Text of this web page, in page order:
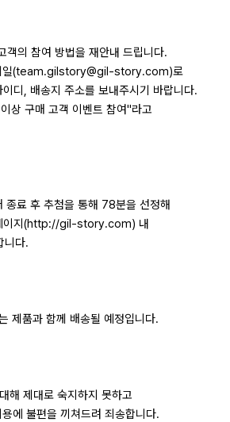
의 참여 방법을 재안내 드립니다.
일(team.gilstory@gil-story.com)로
디, 배송지 주소를 보내주시기 바랍니다.
상 구매 고객 이벤트 참여"라고
종료 후 추첨을 통해 78분을 선정해
지(http://gil-story.com) 내
니다.
제품과 함께 배송될 예정입니다.
해 제대로 숙지하지 못하고
에 불편을 끼쳐드려 죄송합니다.